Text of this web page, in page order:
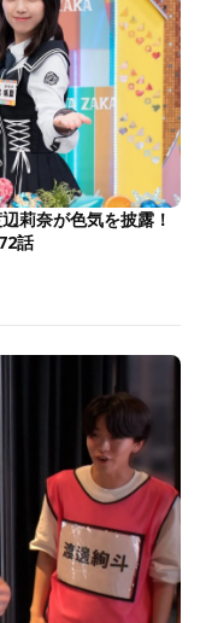
莉奈が色気を披露！
話